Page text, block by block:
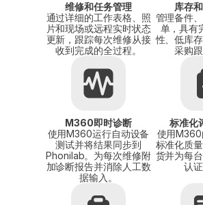
维修和任务管理
通过详细的工作表格、照
片和现场或远程实时状态
更新，跟踪每次维修从接
收到完成的全过程。
库存
管理备件
单，具有
性、低库
采购跟
M360即时诊断
使用M360运行自动设备
测试并将结果同步到
Phonilab。为每次维修附
加诊断报告并消除人工数
据输入。
标准化
使用
标准化质
货并为每
认证